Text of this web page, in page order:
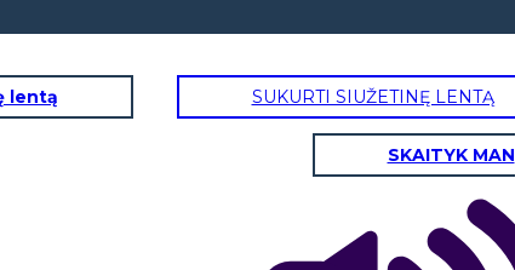
lentą SUKURTI SIUŽETINĘ LENTĄ
SKAITYK MAN